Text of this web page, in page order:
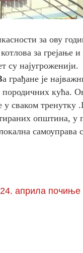
за ову
за грејање
су најугроженији.
а грађане је
породичних кућа.
у сваком тренутку
општина, у
самоуправа
24. априла почиње